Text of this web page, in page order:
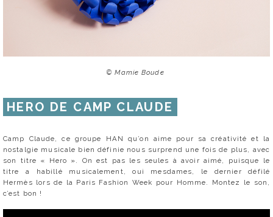
© Mamie Boude
HERO DE CAMP CLAUDE
Camp Claude, ce groupe HAN qu’on aime pour sa créativité et la
nostalgie musicale bien définie nous surprend une fois de plus, avec
son titre « Hero ». On est pas les seules à avoir aimé, puisque le
titre a habillé musicalement, oui mesdames, le dernier défilé
Hermès lors de la Paris Fashion Week pour Homme. Montez le son,
c’est bon !